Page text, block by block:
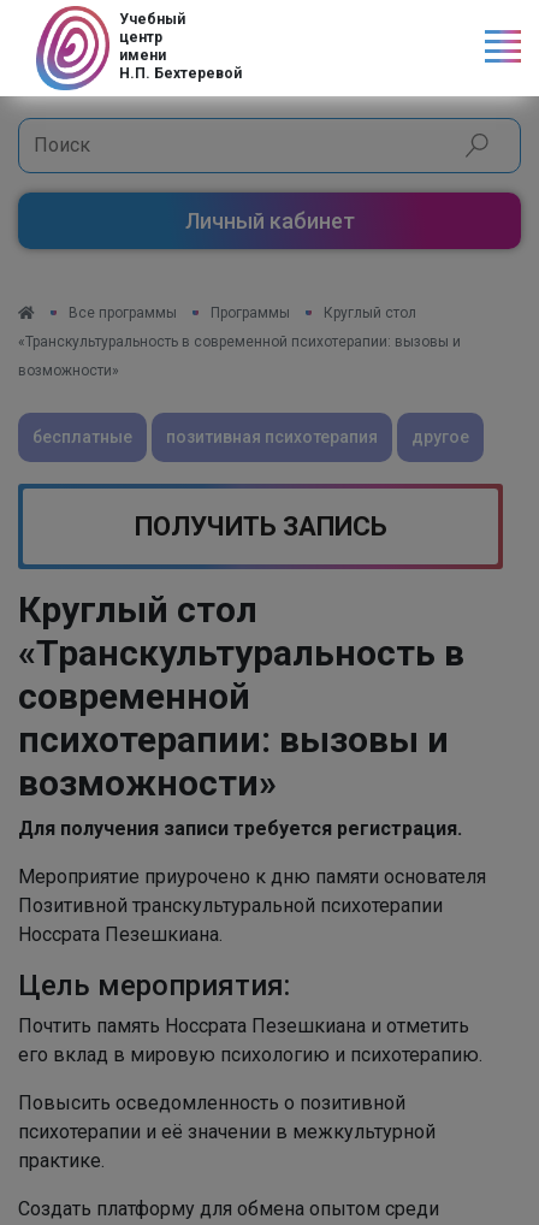
Учебный
центр
имени
Н.П. Бехтеревой
Личный кабинет
Все программы Программы
Круглый стол
«Транскультуральность в современной психотерапии: вызовы и
возможности»
бесплатные позитивная психотерапия другое
ПОЛУЧИТЬ ЗАПИСЬ
Круглый стол
«Транскультуральность в
современной
психотерапии: вызовы и
возможности»
Для получения записи требуется регистрация.
Мероприятие приурочено к дню памяти основателя
Позитивной транскультуральной психотерапии
Носсрата Пезешкиана.
Цель мероприятия:
Почтить память Носсрата Пезешкиана и отметить
его вклад в мировую психологию и психотерапию.
Повысить осведомленность о позитивной
психотерапии и её значении в межкультурной
практике.
Создать платформу для обмена опытом среди
Код страны